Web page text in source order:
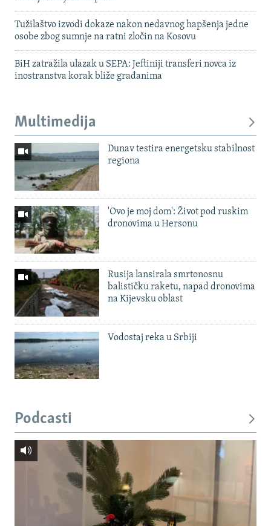
Tužilaštvo izvodi dokaze nakon nedavnog hapšenja jedne
osobe zbog sumnje na ratni zločin na Kosovu
BiH zatražila ulazak u SEPA: Jeftiniji transferi novca iz
inostranstva korak bliže građanima
Multimedija
Dunav testira energetsku stabilnost
regiona
'Ovo je moj dom': Život pod ruskim
dronovima u Hersonu
Rusija lansirala smrtonosnu
balističku raketu, napad dronovima
na Kijevsku oblast
Vodostaj reka u Srbiji
Podcasti